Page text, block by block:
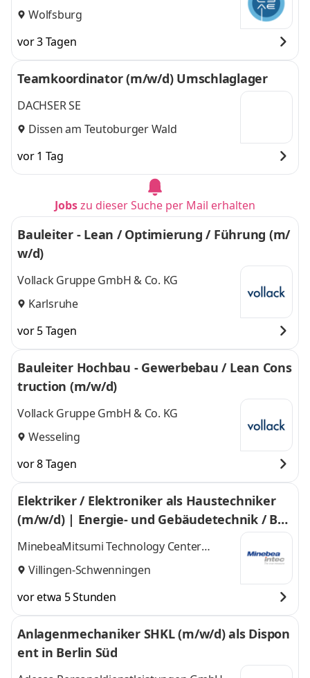
Wolfsburg
vor 3 Tagen
Teamkoordinator (m/w/d) Umschlaglager
DACHSER SE
Dissen am Teutoburger Wald
vor 1 Tag
Jobszu dieser Suche per Mail erhalten
Bauleiter - Lean / Optimierung / Führung (m/
w/d)
Vollack Gruppe GmbH & Co. KG
Karlsruhe
vor 5 Tagen
Bauleiter Hochbau - Gewerbebau / Lean Cons
truction (m/w/d)
Vollack Gruppe GmbH & Co. KG
Wesseling
vor 8 Tagen
Elektriker / Elektroniker als Haustechniker
(m/w/d) | Energie- und Gebäudetechnik / Bet
riebstechnik
MinebeaMitsumi Technology Center
Europe GmbH
Villingen-Schwenningen
vor etwa 5 Stunden
Anlagenmechaniker SHKL (m/w/d) als Dispon
ent in Berlin Süd